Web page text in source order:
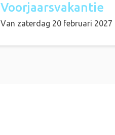
Voorjaarsvakantie
Van zaterdag 20 februari 2027